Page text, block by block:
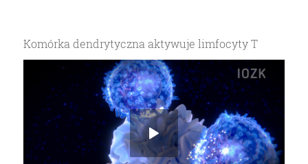
Komórka dendrytyczna aktywuje limfocyty T